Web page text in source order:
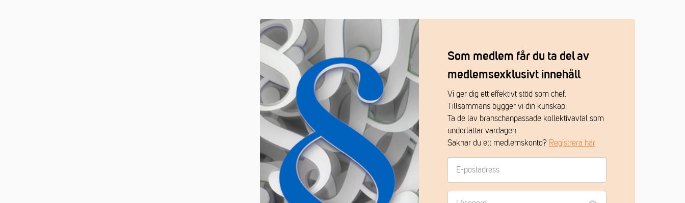
Som medlem får du ta del av
medlemsexklusivt innehåll
Vi ger dig ett effektivt stöd som chef.
Tillsammans bygger vi din kunskap.
Ta de lav branschanpassade kollektivavtal som
underlättar vardagen
Saknar du ett medlemskonto? Registrera här